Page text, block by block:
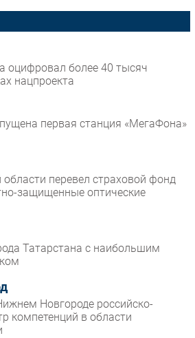
оцифровал более 40 тысяч
нацпроекта
первая станция «МегаФона»
перевел страховой фонд
защищенные оптические
Татарстана с наибольшим
Новгороде российско-
компетенций в области